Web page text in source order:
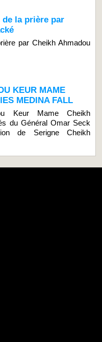
la prière par
par Cheikh Ahmadou
KEUR MAME
MEDINA FALL
Keur Mame Cheikh
du Général Omar Seck
de Serigne Cheikh